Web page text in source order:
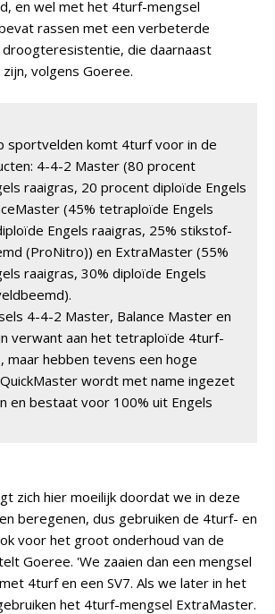
en wel met het 4turf-mengsel
rassen met een verbeterde
die daarnaast
volgens Goeree.
sportvelden komt 4turf voor in de
4-4-2 Master (80 procent
raaigras, 20 procent diploïde Engels
(45% tetraploïde Engels
Engels raaigras, 25% stikstof-
(ProNitro)) en ExtraMaster (55%
raaigras, 30% diploïde Engels
4-4-2 Master, Balance Master en
verwant aan het tetraploïde 4turf-
maar hebben tevens een hoge
wordt met name ingezet
en bestaat voor 100% uit Engels
zich hier moeilijk doordat we in deze
beregenen, dus gebruiken de 4turf- en
voor het groot onderhoud van de
Goeree. 'We zaaien dan een mengsel
4turf en een SV7. Als we later in het
het 4turf-mengsel ExtraMaster.